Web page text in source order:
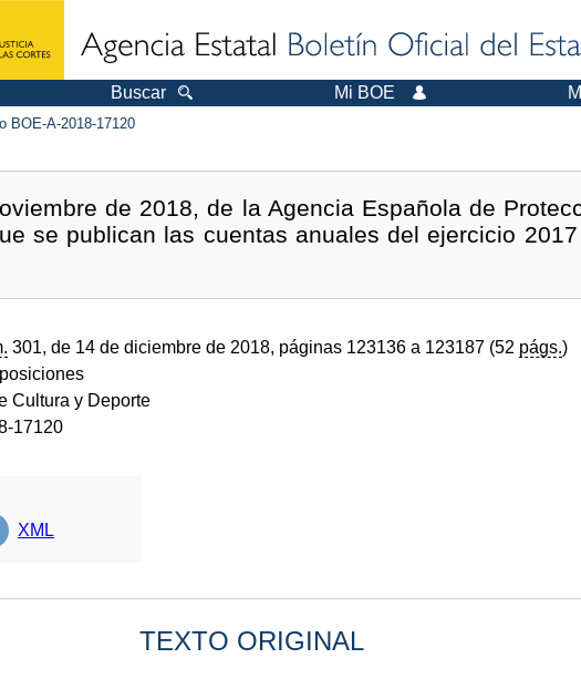
Buscar Mi BOE
BOE-A-2018-17120
de 2018, de la Agencia Española de
se publican las cuentas anuales del ejercicio
301, de 14 de diciembre de 2018, páginas 123136 a 123187 (52 págs.)
Cultura y Deporte
17120
XML
TEXTO ORIGINAL